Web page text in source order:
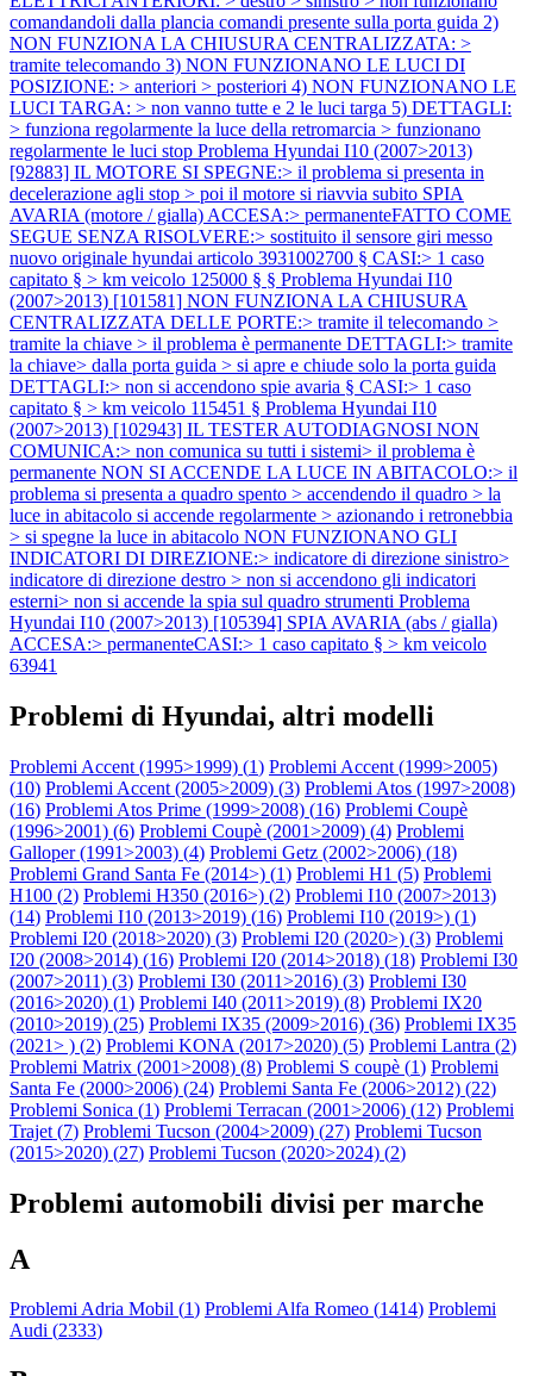
comandandoli dalla plancia comandi presente sulla porta guida 2)
NON FUNZIONA LA CHIUSURA CENTRALIZZATA: >
tramite telecomando 3) NON FUNZIONANO LE LUCI DI
POSIZIONE: > anteriori > posteriori 4) NON FUNZIONANO LE
LUCI TARGA: > non vanno tutte e 2 le luci targa 5) DETTAGLI:
> funziona regolarmente la luce della retromarcia > funzionano
regolarmente le luci stop Problema Hyundai I10 (2007>2013)
[92883] IL MOTORE SI SPEGNE:> il problema si presenta in
decelerazione agli stop > poi il motore si riavvia subito SPIA
AVARIA (motore / gialla) ACCESA:> permanenteFATTO COME
SEGUE SENZA RISOLVERE:> sostituito il sensore giri messo
nuovo originale hyundai articolo 3931002700 § CASI:> 1 caso
capitato § > km veicolo 125000 § § Problema Hyundai I10
(2007>2013) [101581] NON FUNZIONA LA CHIUSURA
CENTRALIZZATA DELLE PORTE:> tramite il telecomando >
tramite la chiave > il problema è permanente DETTAGLI:> tramite
la chiave> dalla porta guida > si apre e chiude solo la porta guida
DETTAGLI:> non si accendono spie avaria § CASI:> 1 caso
capitato § > km veicolo 115451 § Problema Hyundai I10
(2007>2013) [102943] IL TESTER AUTODIAGNOSI NON
COMUNICA:> non comunica su tutti i sistemi> il problema è
permanente NON SI ACCENDE LA LUCE IN ABITACOLO:> il
problema si presenta a quadro spento > accendendo il quadro > la
luce in abitacolo si accende regolarmente > azionando i retronebbia
> si spegne la luce in abitacolo NON FUNZIONANO GLI
INDICATORI DI DIREZIONE:> indicatore di direzione sinistro>
indicatore di direzione destro > non si accendono gli indicatori
esterni> non si accende la spia sul quadro strumenti Problema
Hyundai I10 (2007>2013) [105394] SPIA AVARIA (abs / gialla)
ACCESA:> permanenteCASI:> 1 caso capitato § > km veicolo
63941
Problemi di Hyundai, altri modelli
Problemi Accent (1995>1999) (1) Problemi Accent (1999>2005)
(10) Problemi Accent (2005>2009) (3) Problemi Atos (1997>2008)
(16) Problemi Atos Prime (1999>2008) (16) Problemi Coupè
(1996>2001) (6) Problemi Coupè (2001>2009) (4) Problemi
Galloper (1991>2003) (4) Problemi Getz (2002>2006) (18)
Problemi Grand Santa Fe (2014>) (1) Problemi H1 (5) Problemi
H100 (2) Problemi H350 (2016>) (2) Problemi I10 (2007>2013)
(14) Problemi I10 (2013>2019) (16) Problemi I10 (2019>) (1)
Problemi I20 (2018>2020) (3) Problemi I20 (2020>) (3) Problemi
I20 (2008>2014) (16) Problemi I20 (2014>2018) (18) Problemi I30
(2007>2011) (3) Problemi I30 (2011>2016) (3) Problemi I30
(2016>2020) (1) Problemi I40 (2011>2019) (8) Problemi IX20
(2010>2019) (25) Problemi IX35 (2009>2016) (36) Problemi IX35
(2021> ) (2) Problemi KONA (2017>2020) (5) Problemi Lantra (2)
Problemi Matrix (2001>2008) (8) Problemi S coupè (1) Problemi
Santa Fe (2000>2006) (24) Problemi Santa Fe (2006>2012) (22)
Problemi Sonica (1) Problemi Terracan (2001>2006) (12) Problemi
Trajet (7) Problemi Tucson (2004>2009) (27) Problemi Tucson
(2015>2020) (27) Problemi Tucson (2020>2024) (2)
Problemi automobili divisi per marche
A
Problemi Adria Mobil (1) Problemi Alfa Romeo (1414) Problemi
Audi (2333)